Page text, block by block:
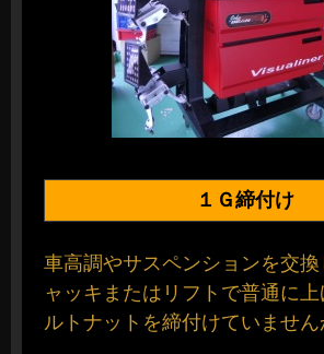
１Ｇ締付け
車高調やサスペンションを交
ャッキまたはリフトで普通に
ルトナットを締付けていません